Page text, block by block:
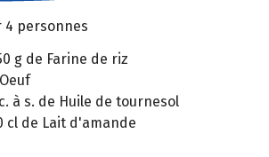
4 personnes
g de Farine de riz
à s. de Huile de tournesol
cl de Lait d'amande